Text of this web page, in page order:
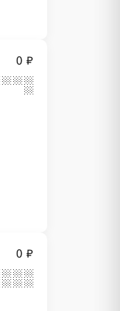
0 ₽
0 ₽